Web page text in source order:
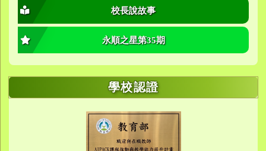
校長說故事
永順之星第35期
學校認證